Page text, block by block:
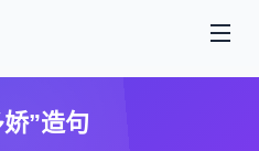
娇”造句